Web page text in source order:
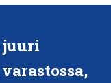
juuri